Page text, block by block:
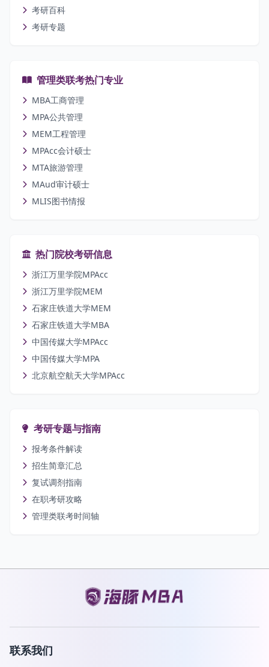
考研百科
考研专题
管理类联考热门专业
MBA工商管理
MPA公共管理
MEM工程管理
MPAcc会计硕士
MTA旅游管理
MAud审计硕士
MLIS图书情报
热门院校考研信息
浙江万里学院MPAcc
浙江万里学院MEM
石家庄铁道大学MEM
石家庄铁道大学MBA
中国传媒大学MPAcc
中国传媒大学MPA
北京航空航天大学MPAcc
考研专题与指南
报考条件解读
招生简章汇总
复试调剂指南
在职考研攻略
管理类联考时间轴
联系我们